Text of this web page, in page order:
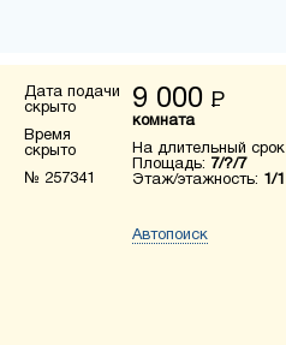
Дата подачи
скрыто
Время
скрыто
№ 257341
9 000 Р
комната
На длительный срок
Площадь: 7/?/7
Этаж/этажность: 1/1
Автопоиск